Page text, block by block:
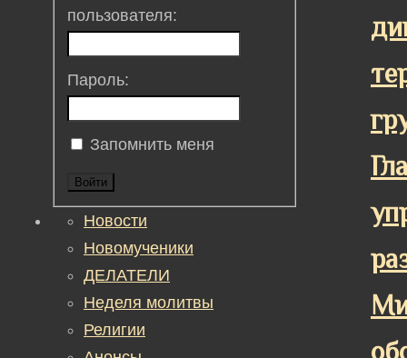
пользователя:
Пароль:
Запомнить меня
Войти
Новости
Новомученики
ДЕЛАТЕЛИ
Неделя молитвы
Религии